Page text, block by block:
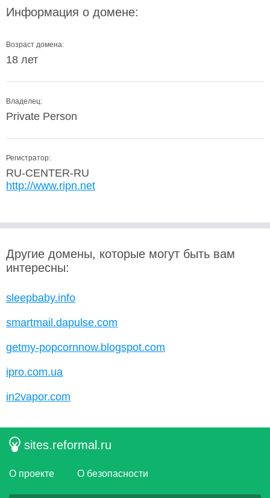
Информация о домене:
Возраст домена:
18 лет
Владелец:
Private Person
Регистратор:
RU-CENTER-RU
http://www.ripn.net
Другие домены, которые могут быть вам
интересны:
sleepbaby.info
smartmail.dapulse.com
getmy-popcornnow.blogspot.com
ipro.com.ua
in2vapor.com
sites.reformal.ru
О проекте О безопасности